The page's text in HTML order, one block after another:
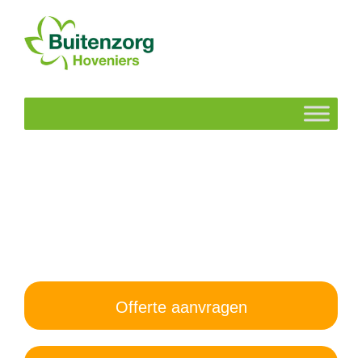
Offerte aanvragen